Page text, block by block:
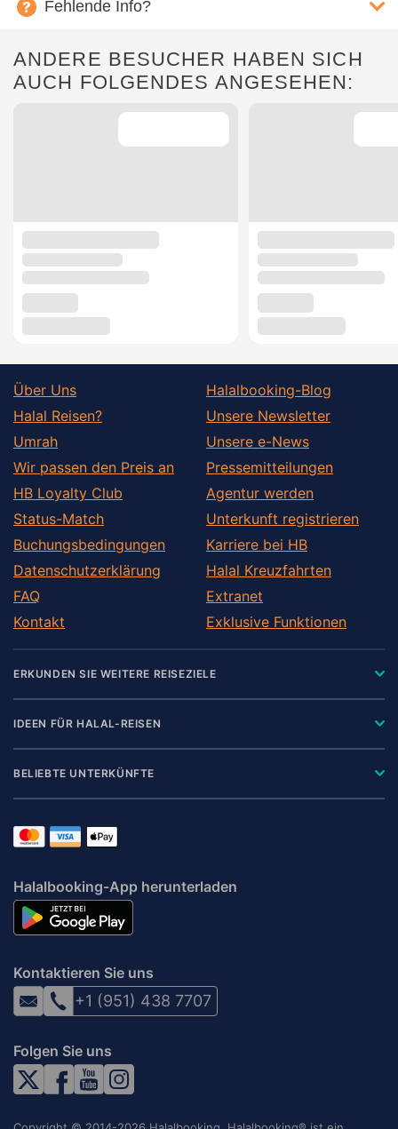
Fehlende Info?
ANDERE BESUCHER HABEN SICH
AUCH FOLGENDES ANGESEHEN:
Über Uns
Halal Reisen?
Umrah
Wir passen den Preis an
HB Loyalty Club
Status-Match
Buchungsbedingungen
Datenschutzerklärung
FAQ
Kontakt
Halalbooking-Blog
Unsere Newsletter
Unsere e-News
Pressemitteilungen
Agentur werden
Unterkunft registrieren
Karriere bei HB
Halal Kreuzfahrten
Extranet
Exklusive Funktionen
ERKUNDEN SIE WEITERE REISEZIELE
IDEEN FÜR HALAL-REISEN
BELIEBTE UNTERKÜNFTE
Halalbooking-App herunterladen
Kontaktieren Sie uns
+1 (951) 438 7707
Folgen Sie uns